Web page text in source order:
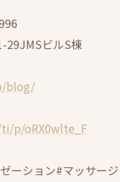
29JMSビルS棟
blog/
p/oRX0wlte_F
ーション#マッサージ